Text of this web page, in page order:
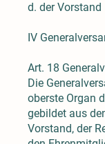
d. der Vorstand
IV
Art. 18
Die
oberste Organ
gebildet aus
Vorstand, der